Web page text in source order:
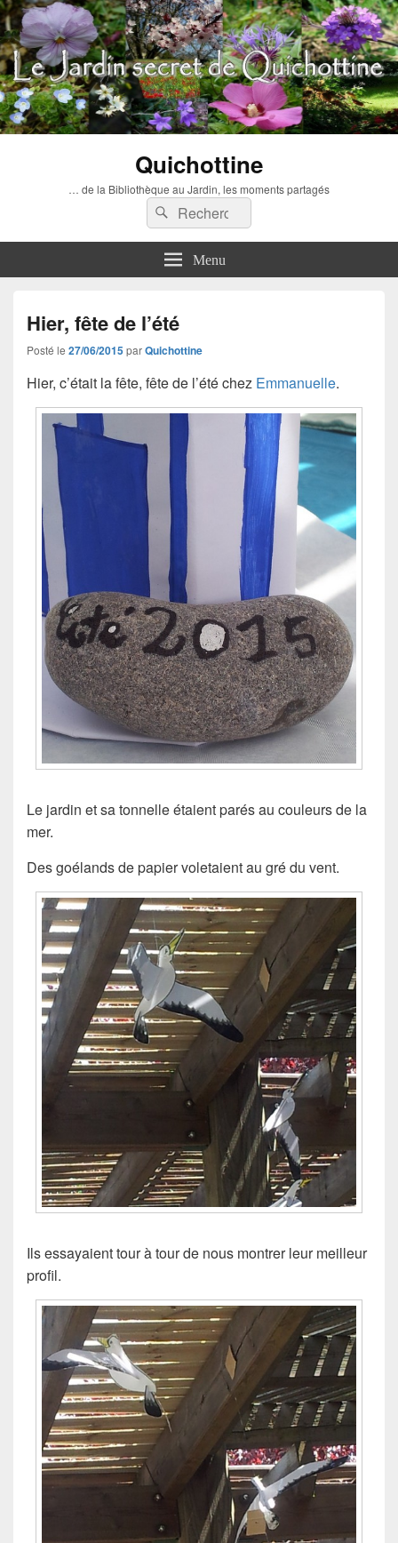
Quichottine
… de la Bibliothèque au Jardin, les moments partagés
Recherche :
Rechercher
Menu
Hier, fête de l’été
Posté le 27/06/2015parQuichottine
Hier, c’était la fête, fête de l’été chez Emmanuelle.
Le jardin et sa tonnelle étaient parés au couleurs de la
mer.
Des goélands de papier voletaient au gré du vent.
Ils essayaient tour à tour de nous montrer leur meilleur
profil.